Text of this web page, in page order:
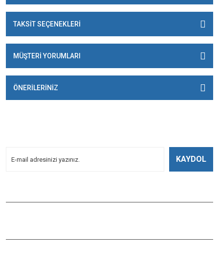
TAKSİT SEÇENEKLERİ
MÜŞTERİ YORUMLARI
ÖNERİLERİNİZ
KAYDOL